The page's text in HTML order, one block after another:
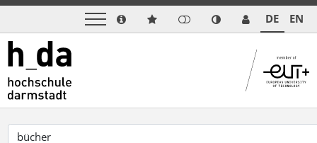
DE EN